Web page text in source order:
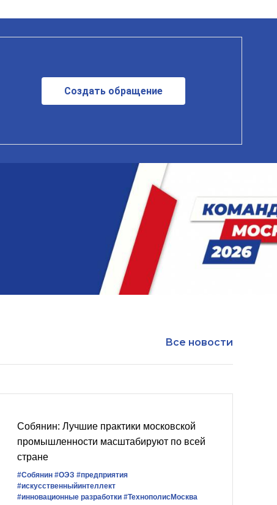
Создать обращение
Все новости
Собянин: Лучшие практики московской
промышленности масштабируют по всей
стране
#Собянин #ОЭЗ #предприятия
#искусственныйинтеллект
#инновационные разработки #ТехнополисМосква